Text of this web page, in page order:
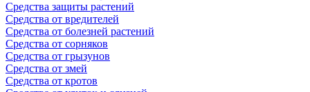
Средства защиты растений
Средства от вредителей
Средства от болезней растений
Средства от сорняков
Средства от грызунов
Средства от змей
Средства от кротов